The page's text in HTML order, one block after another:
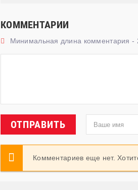
КОММЕНТАРИИ
Минимальная длина комментария -
ОТПРАВИТЬ
Комментариев еще нет.